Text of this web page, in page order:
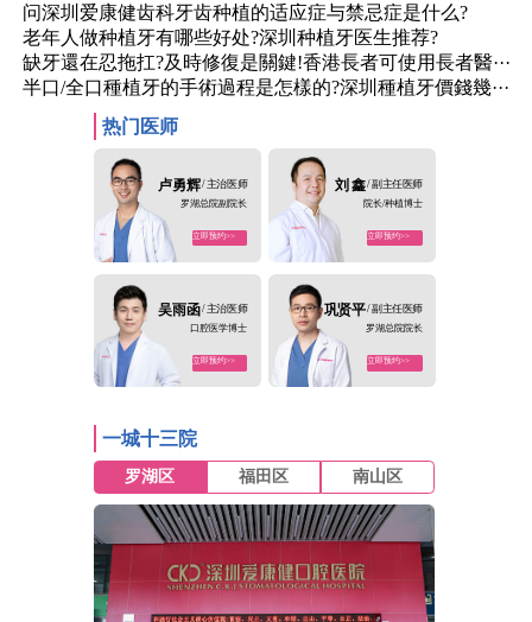
问深圳爱康健齿科牙齿种植的适应症与禁忌症是什么?
老年人做种植牙有哪些好处?深圳种植牙医生推荐?
缺牙還在忍拖扛?及時修復是關鍵!香港長者可使用長者醫···
半口/全口種植牙的手術過程是怎樣的?深圳種植牙價錢幾···
热门医师
卢勇辉/ 主治医师
罗湖总院副院长
立即预约>>
刘 鑫/ 副主任医师
院长/种植博士
立即预约>>
吴雨函/ 主治医师
口腔医学博士
立即预约>>
巩贤平/ 副主任医师
罗湖总院院长
立即预约>>
一城十三院
罗湖区 福田区 南山区